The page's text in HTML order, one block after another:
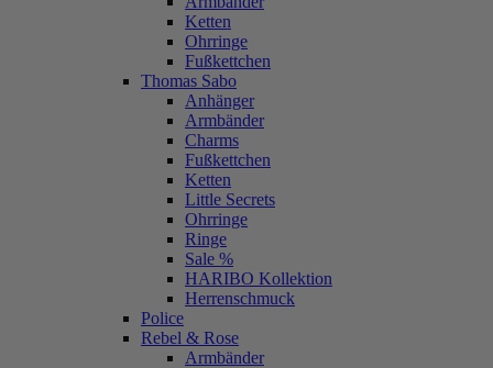
Ketten
Ohrringe
Fußkettchen
Thomas Sabo
Anhänger
Armbänder
Charms
Fußkettchen
Ketten
Little Secrets
Ohrringe
Ringe
Sale %
HARIBO Kollektion
Herrenschmuck
Police
Rebel & Rose
Armbänder